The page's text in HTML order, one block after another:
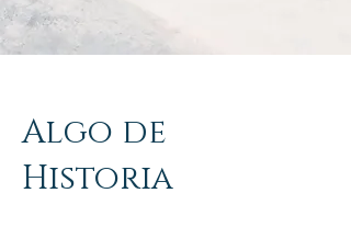
Algo de
Historia